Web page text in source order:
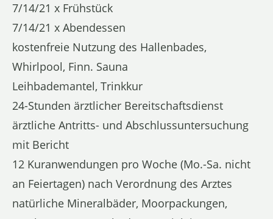
7/14/21 x Frühstück
7/14/21 x Abendessen
kostenfreie Nutzung des Hallenbades,
Whirlpool, Finn. Sauna
Leihbademantel, Trinkkur
24-Stunden ärztlicher Bereitschaftsdienst
ärztliche Antritts- und Abschlussuntersuchung
mit Bericht
12 Kuranwendungen pro Woche (Mo.-Sa. nicht
an Feiertagen) nach Verordnung des Arztes
natürliche Mineralbäder, Moorpackungen,